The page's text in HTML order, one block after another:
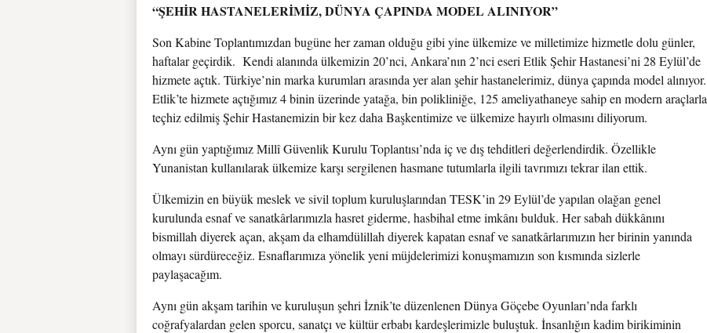
“ŞEHİR HASTANELERİMİZ, DÜNYA ÇAPINDA MODEL ALINIYOR”
Son Kabine Toplantımızdan bugüne her zaman olduğu gibi yine ülkemize ve milletimize hizmetle dolu günler,
haftalar geçirdik. Kendi alanında ülkemizin 20’nci, Ankara’nın 2’nci eseri Etlik Şehir Hastanesi’ni 28 Eylül’de
hizmete açtık. Türkiye’nin marka kurumları arasında yer alan şehir hastanelerimiz, dünya çapında model alınıyor.
Etlik’te hizmete açtığımız 4 binin üzerinde yatağa, bin polikliniğe, 125 ameliyathaneye sahip en modern araçlarla
teçhiz edilmiş Şehir Hastanemizin bir kez daha Başkentimize ve ülkemize hayırlı olmasını diliyorum.
Aynı gün yaptığımız Millî Güvenlik Kurulu Toplantısı’nda iç ve dış tehditleri değerlendirdik. Özellikle
Yunanistan kullanılarak ülkemize karşı sergilenen hasmane tutumlarla ilgili tavrımızı tekrar ilan ettik.
Ülkemizin en büyük meslek ve sivil toplum kuruluşlarından TESK’in 29 Eylül’de yapılan olağan genel
kurulunda esnaf ve sanatkârlarımızla hasret giderme, hasbihal etme imkânı bulduk. Her sabah dükkânını
bismillah diyerek açan, akşam da elhamdülillah diyerek kapatan esnaf ve sanatkârlarımızın her birinin yanında
olmayı sürdüreceğiz. Esnaflarımıza yönelik yeni müjdelerimizi konuşmamızın son kısmında sizlerle
paylaşacağım.
Aynı gün akşam tarihin ve kuruluşun şehri İznik’te düzenlenen Dünya Göçebe Oyunları’nda farklı
coğrafyalardan gelen sporcu, sanatçı ve kültür erbabı kardeşlerimizle buluştuk. İnsanlığın kadim birikiminin